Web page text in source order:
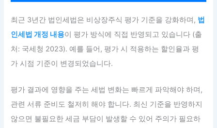
최근 3년간 법인세법은 비상장주식 평가 기준을 강화하며, 법
인세법 개정 내용이 평가 방식에 직접 반영되고 있습니다 (출
처: 국세청 2023). 예를 들어, 평가 시 적용하는 할인율과 평
가 시점 기준이 변경되었습니다.
평가 결과에 영향을 주는 세법 변화는 빠르게 파악해야 하며,
관련 서류 준비도 철저히 해야 합니다. 최신 기준을 반영하지
않으면 불필요한 세금 부담이 발생할 수 있어 주의가 필요하